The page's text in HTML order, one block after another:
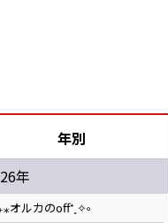
年別
年
オルカのoff⁺˳✧༚